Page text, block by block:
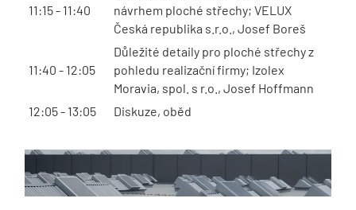
11:15 - 11:40
návrhem ploché střechy; VELUX
Česká republika s.r.o., Josef Boreš
11:40 - 12:05
Důležité detaily pro ploché střechy z
pohledu realizační firmy; Izolex
Moravia, spol. s r.o., Josef Hoffmann
12:05 - 13:05
Diskuze, oběd